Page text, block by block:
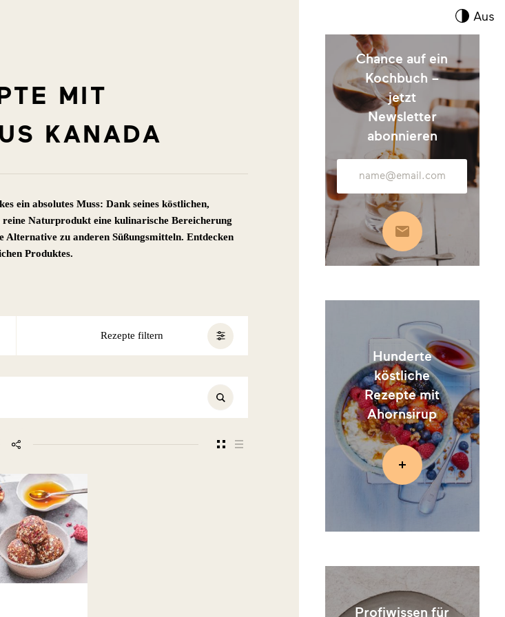
Aus
MIT
KANADA
ein absolutes Muss: Dank seines köstlichen,
Naturprodukt eine kulinarische Bereicherung
Alternative zu anderen Süßungsmitteln. Entdecken
Produktes.
Rezepte filtern
ALLE
Chance auf ein
Kochbuch –
jetzt
Newsletter
abonnieren
Adresse
Abonnieren
Hunderte
köstliche
Rezepte mit
Ahornsirup
Profiwissen für